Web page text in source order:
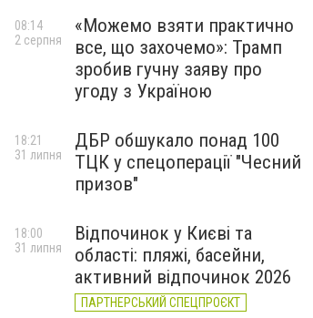
«Можемо взяти практично
все, що захочемо»: Трамп
зробив гучну заяву про
угоду з Україною
08:14
2 серпня
ДБР обшукало понад 100
ТЦК у спецоперації "Чесний
призов"
18:21
31 липня
Відпочинок у Києві та
області: пляжі, басейни,
активний відпочинок 2026
ПАРТНЕРСЬКИЙ СПЕЦПРОЄКТ
18:00
31 липня